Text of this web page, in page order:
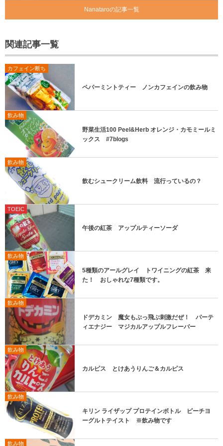
Nanataroの記事一覧
関連記事一覧
カフェイン断ち
ペパーミントティー ノンカフェインの飲み物
飲み物
野菜生活100 Peel&Herb オレンジ・カモミールミ
ックス #7blogs
飲み物
飲むシュークリーム飲料 流行っているの？
TOEIC
午後の紅茶 アップルティーソーダ
飲み物
5種類のアールグレイ トワイニングの紅茶 来
た！ おしゃれな7種類です。
飲み物
ドデカミン 魔女もぶっ飛ぶ刺激だぜ！ パーテ
ィエナジー マジカルアップルフレーバー
飲み物
カルピス とけあうりんご＆カルピス
飲み物
キリン ライザップ プロテインボトル ピーチヨ
ーグルトテイスト ※飲み物です
飲み物